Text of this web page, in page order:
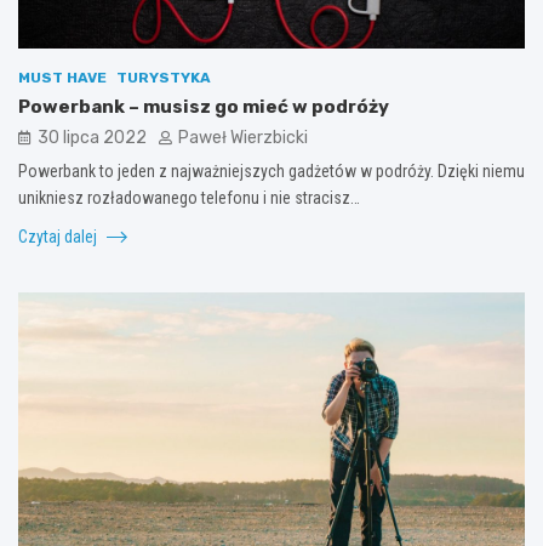
MUST HAVE TURYSTYKA
Powerbank – musisz go mieć w podróży
30 lipca 2022 Paweł Wierzbicki
Powerbank to jeden z najważniejszych gadżetów w podróży. Dzięki niemu
unikniesz rozładowanego telefonu i nie stracisz…
Czytaj dalej